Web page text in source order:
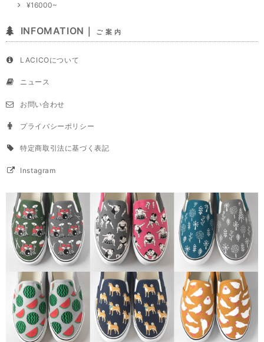
¥16000~
INFOMATION｜ ご 案 内
LACICOについて
ニュース
お問い合わせ
プライバシーポリシー
特定商取引法に基づく表記
Instagram